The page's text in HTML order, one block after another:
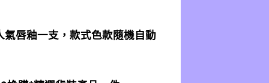
唇釉一支，款式色款隨機自動